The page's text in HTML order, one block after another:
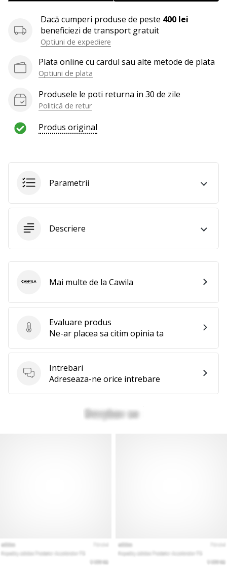
Dacă cumperi produse de peste 400 lei
beneficiezi de transport gratuit
Optiuni de expediere
Plata online cu cardul sau alte metode de plata
Optiuni de plata
Produsele le poti returna in 30 de zile
Politică de retur
Produs original
Parametrii
Descriere
Evaluare produs
Evaluare produs
Ne-ar placea sa citim opinia ta
Intrebari
Intrebari
Adreseaza-ne orice intrebare
CawilaMai multe de la Cawila